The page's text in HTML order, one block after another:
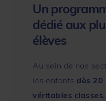
Un
dédié aux
élèves
Au sein de nos
les enfants dès 20
véritables classes